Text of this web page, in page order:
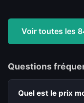
Voir toutes les
Questions
Quel est le prix